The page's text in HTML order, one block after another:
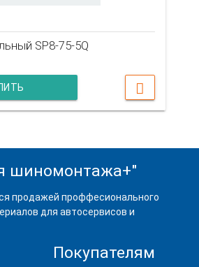
SP8-75-5Q
шиномонтажа+"
продажей проффесионального
для автосервисов и
Покупателям